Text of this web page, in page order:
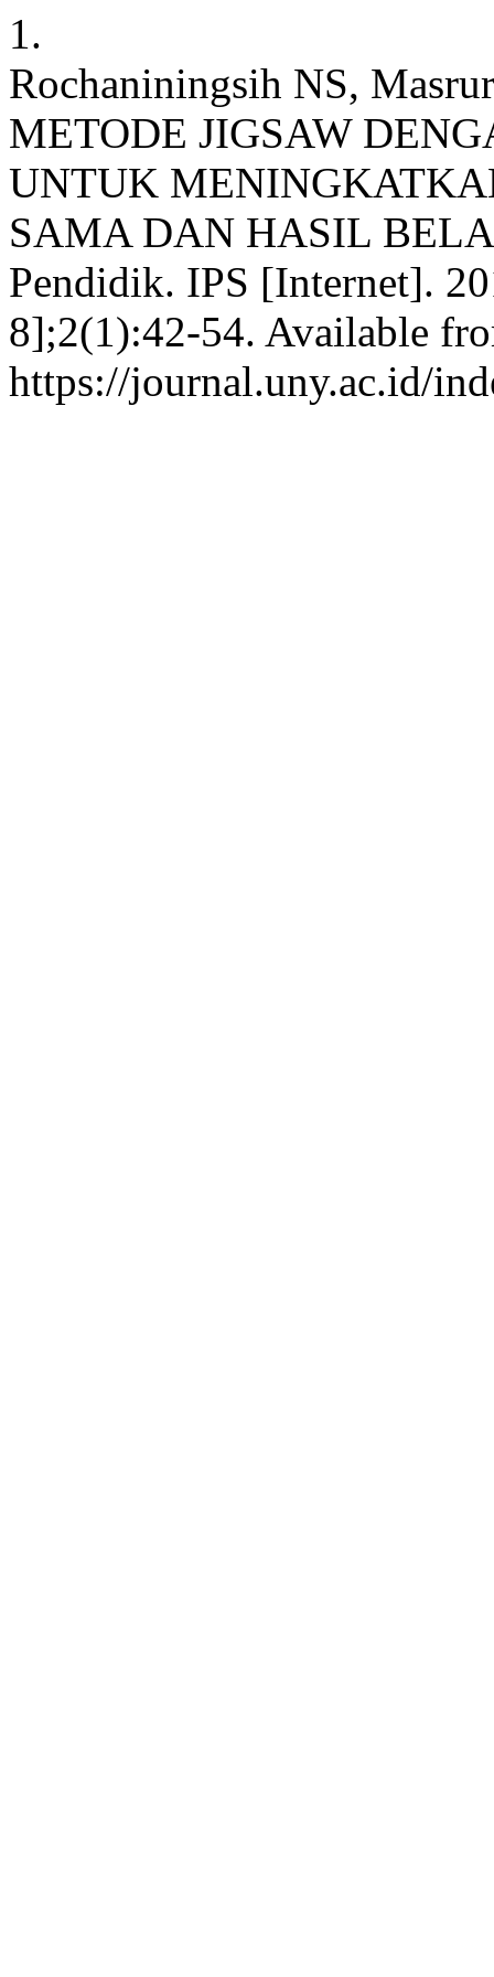
1.
Rochaniningsih NS,
METODE JIGSAW
UNTUK
SAMA DAN HASIL
Pendidik. IPS [Internet].
8];2(1):42-54. Available
https://journal.uny.ac.id/